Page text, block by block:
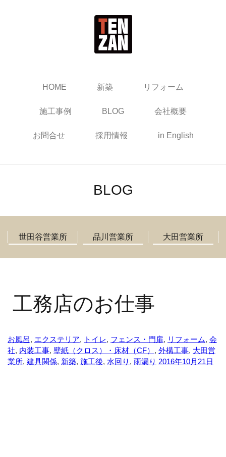
HOME 新築 リフォーム
施工事例 BLOG 会社概要
お問合せ 採用情報 in English
BLOG
世田谷営業所 品川営業所 大田営業所
工務店のお仕事
お風呂, エクステリア, トイレ, フェンス・門扉, リフォーム, 会
社, 内装工事, 壁紙（クロス）・床材（CF） , 外構工事, 大田営
業所, 建具関係, 新築, 施工後, 水回り , 雨漏り 2016年10月21日